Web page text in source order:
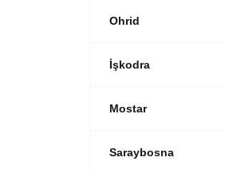
Ohrid
İşkodra
Mostar
Saraybosna